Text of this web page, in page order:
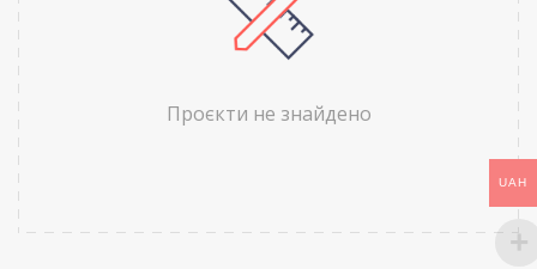
Проєкти не знайдено
UAH